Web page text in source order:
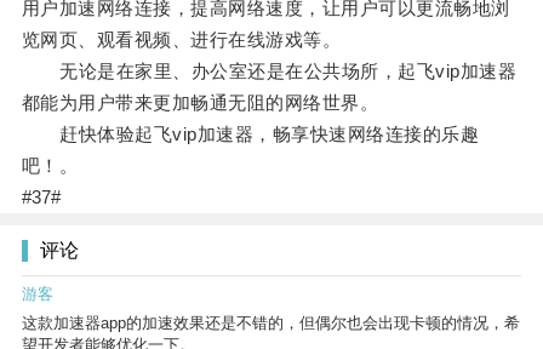
用户加速网络连接，提高网络速度，让用户可以更流畅地浏
览网页、观看视频、进行在线游戏等。
无论是在家里、办公室还是在公共场所，起飞vip加速器
都能为用户带来更加畅通无阻的网络世界。
赶快体验起飞vip加速器，畅享快速网络连接的乐趣
吧！。
#37#
评论
游客
这款加速器app的加速效果还是不错的，但偶尔也会出现卡顿的情况，希
望开发者能够优化一下。